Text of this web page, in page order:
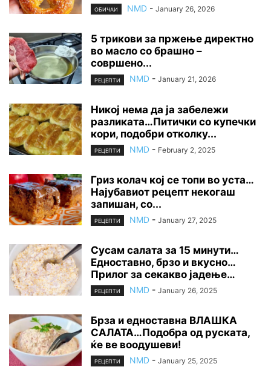
ОБИЧАИ NMD - January 26, 2026
5 трикови за пржење директно
во масло со брашно –
совршено...
РЕЦЕПТИ NMD - January 21, 2026
Никој нема да ја забележи
разликата…Питички со купечки
кори, подобри отколку...
РЕЦЕПТИ NMD - February 2, 2025
Гриз колач кој се топи во уста…
Најубавиот рецепт некогаш
запишан, со...
РЕЦЕПТИ NMD - January 27, 2025
Сусам салата за 15 минути…
Едноставно, брзо и вкусно…
Прилог за секакво јадење…
РЕЦЕПТИ NMD - January 26, 2025
Брза и едноставна ВЛАШКА
САЛАТА…Подобра од руската,
ќе ве воодушеви!
РЕЦЕПТИ NMD - January 25, 2025